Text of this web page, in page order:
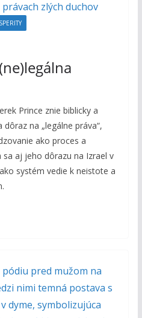
Prince znie biblicky a
na „legálne práva“,
ako proces a
aj jeho dôrazu na Izrael v
systém vedie k neistote a